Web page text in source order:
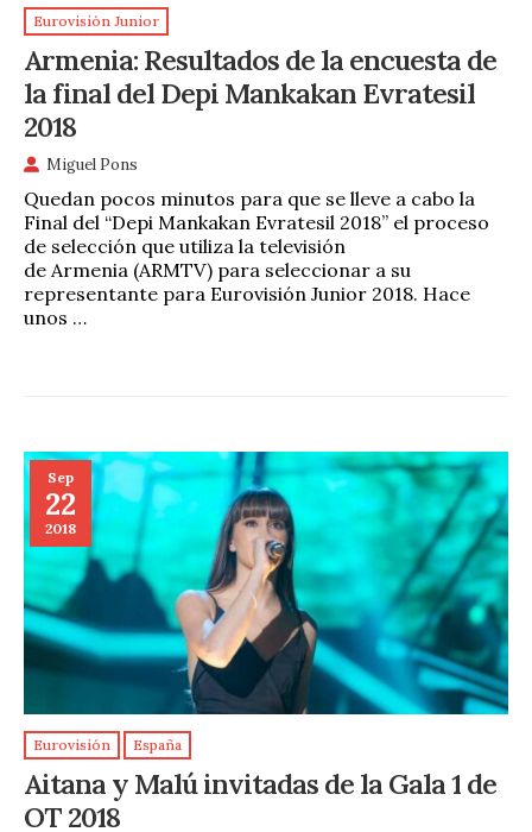
Eurovisión Junior
Armenia: Resultados de la encuesta de
la final del Depi Mankakan Evratesil
2018
Miguel Pons
Quedan pocos minutos para que se lleve a cabo la
Final del “Depi Mankakan Evratesil 2018” el proceso
de selección que utiliza la televisión
de Armenia (ARMTV) para seleccionar a su
representante para Eurovisión Junior 2018. Hace
unos …
Sep
22
2018
Eurovisión España
Aitana y Malú invitadas de la Gala 1 de
OT 2018